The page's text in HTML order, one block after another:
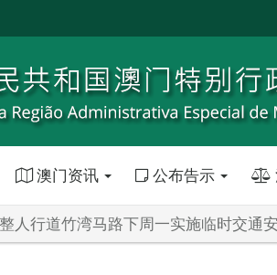
澳门资讯 公布告示
人行道竹湾马路下周一实施临时交通